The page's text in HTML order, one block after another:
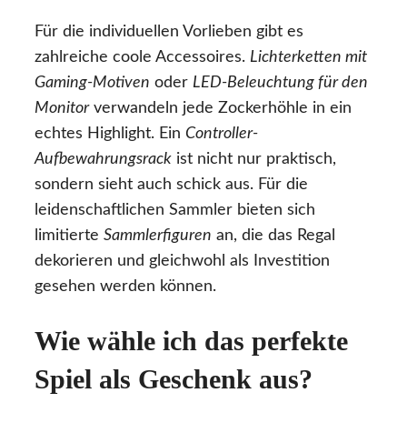
Für die individuellen Vorlieben gibt es
zahlreiche coole Accessoires. Lichterketten mit
Gaming-Motiven oder LED-Beleuchtung für den
Monitorverwandeln jede Zockerhöhle in ein
echtes Highlight. Ein Controller-
Aufbewahrungsrack ist nicht nur praktisch,
sondern sieht auch schick aus. Für die
leidenschaftlichen Sammler bieten sich
limitierte Sammlerfiguren an, die das Regal
dekorieren und gleichwohl als Investition
gesehen werden können.
Wie wähle ich das perfekte
Spiel als Geschenk aus?